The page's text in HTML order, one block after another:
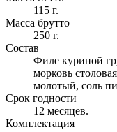
115 г.
Масса брутто
250 г.
Состав
Филе куриной
морковь
молотый, соль
Срок годности
12 месяцев.
Комплектация